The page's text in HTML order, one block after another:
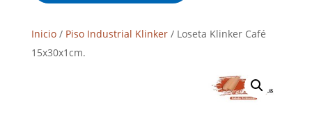
Inicio/ Piso Industrial Klinker/ Loseta Klinker Café
15x30x1cm.